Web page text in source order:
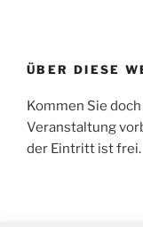
ÜBER DIESE
Kommen Sie
Veranstaltung
der Eintritt ist frei.